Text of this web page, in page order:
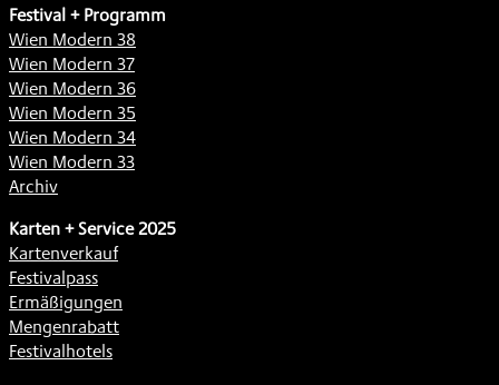
Festival + Programm
Wien Modern 38
Wien Modern 37
Wien Modern 36
Wien Modern 35
Wien Modern 34
Wien Modern 33
Archiv
Karten + Service 2025
Kartenverkauf
Festivalpass
Ermäßigungen
Mengenrabatt
Festivalhotels